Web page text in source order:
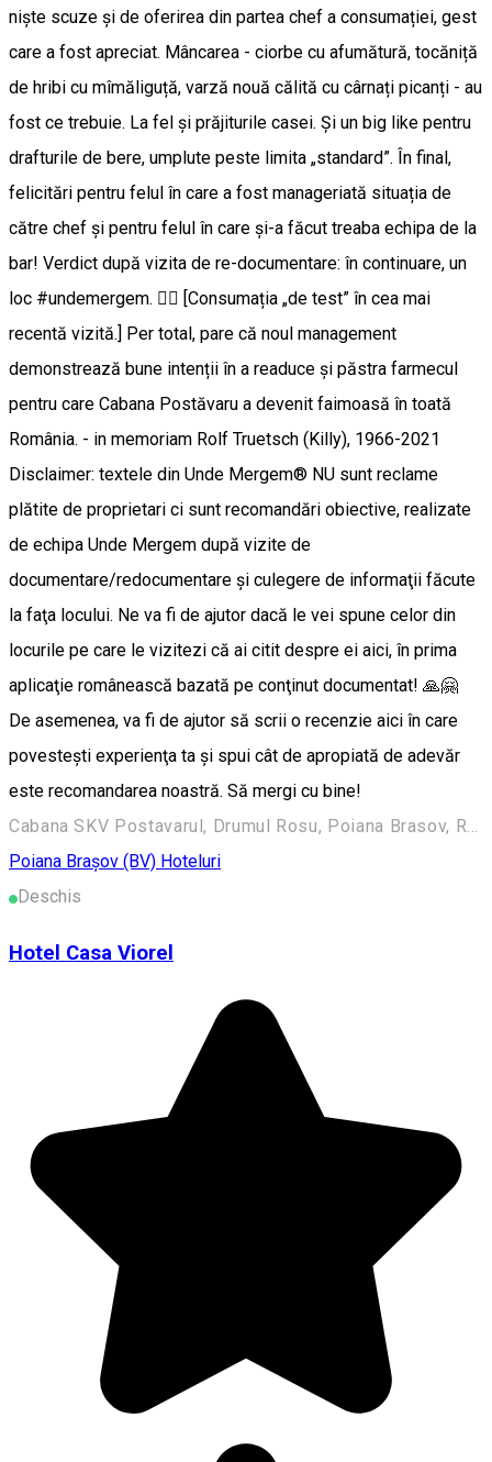
niște scuze și de oferirea din partea chef a consumației, gest
care a fost apreciat. Mâncarea - ciorbe cu afumătură, tocăniță
de hribi cu mîmăliguță, varză nouă călită cu cârnați picanți - au
fost ce trebuie. La fel și prăjiturile casei. Și un big like pentru
drafturile de bere, umplute peste limita „standard”. În final,
felicitări pentru felul în care a fost manageriată situația de
către chef și pentru felul în care și-a făcut treaba echipa de la
bar! Verdict după vizita de re-documentare: în continuare, un
loc #undemergem. 👍🏽 [Consumația „de test” în cea mai
recentă vizită.] Per total, pare că noul management
demonstrează bune intenții în a readuce și păstra farmecul
pentru care Cabana Postăvaru a devenit faimoasă în toată
România. - in memoriam Rolf Truetsch (Killy), 1966-2021
Disclaimer: textele din Unde Mergem® NU sunt reclame
plătite de proprietari ci sunt recomandări obiective, realizate
de echipa Unde Mergem după vizite de
documentare/redocumentare şi culegere de informaţii făcute
la faţa locului. Ne va fi de ajutor dacă le vei spune celor din
locurile pe care le vizitezi că ai citit despre ei aici, în prima
aplicaţie românească bazată pe conţinut documentat! 🙏🤗
De asemenea, va fi de ajutor să scrii o recenzie aici în care
povesteşti experienţa ta şi spui cât de apropiată de adevăr
este recomandarea noastră. Să mergi cu bine!
Cabana SKV Postavarul, Drumul Rosu, Poiana Brasov, RO, Brasov, Romania
Poiana Braşov (BV) Hoteluri
Deschis
Hotel Casa Viorel